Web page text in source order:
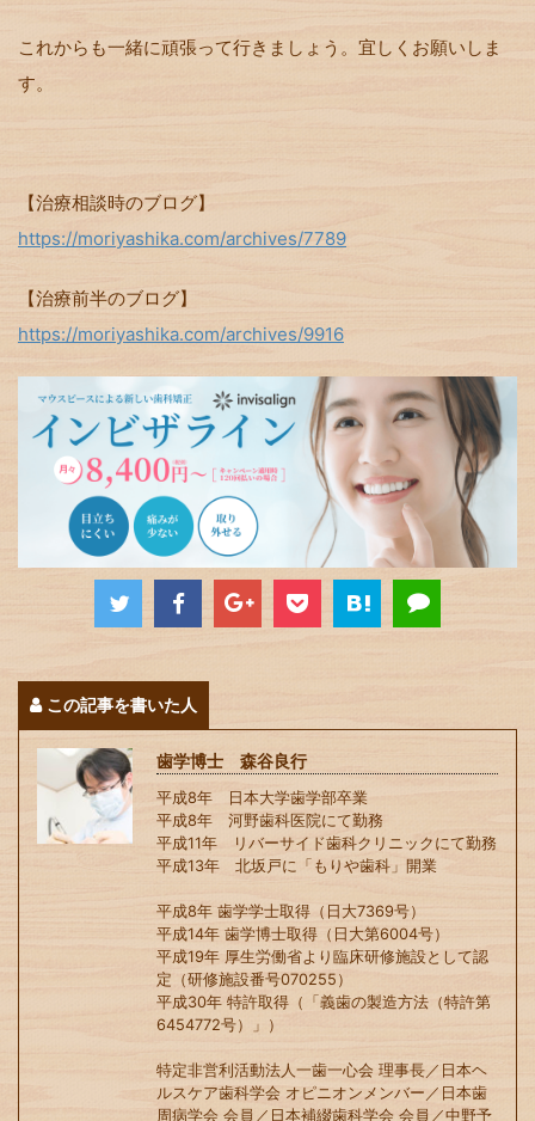
これからも一緒に頑張って行きましょう。宜しくお願いしま
す。
【治療相談時のブログ】
https://moriyashika.com/archives/7789
【治療前半のブログ】
https://moriyashika.com/archives/9916
この記事を書いた人
歯学博士 森谷良行
平成8年 日本大学歯学部卒業
平成8年 河野歯科医院にて勤務
平成11年 リバーサイド歯科クリニックにて勤務
平成13年 北坂戸に「もりや歯科」開業
平成8年 歯学学士取得（日大7369号）
平成14年 歯学博士取得（日大第6004号）
平成19年 厚生労働省より臨床研修施設として認
定（研修施設番号070255）
平成30年 特許取得（「義歯の製造方法（特許第
6454772号）」）
特定非営利活動法人一歯一心会 理事長／日本ヘ
ルスケア歯科学会 オピニオンメンバー／日本歯
周病学会 会員／日本補綴歯科学会 会員／中野予